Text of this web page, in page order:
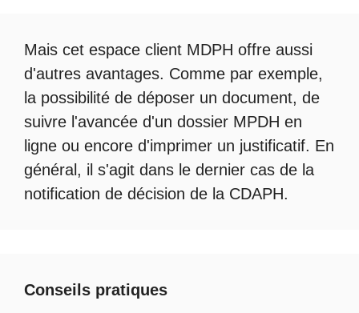
Mais cet espace client MDPH offre aussi
d'autres avantages. Comme par exemple,
la possibilité de déposer un document, de
suivre l'avancée d'un dossier MPDH en
ligne ou encore d'imprimer un justificatif. En
général, il s'agit dans le dernier cas de la
notification de décision de la CDAPH.
Conseils pratiques